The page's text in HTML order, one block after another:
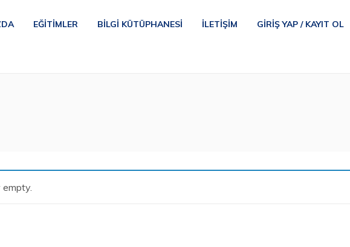
EĞITIMLER BILGI KÜTÜPHANESI İLETIŞIM GIRIŞ YAP / KAYIT OL
empty.